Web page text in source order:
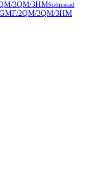
Strömstad
2QM/3QM/3HM